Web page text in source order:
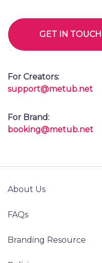
GET IN TOUCH
For Creators:
support@metub.net
For Brand:
booking@metub.net
About Us
FAQs
Branding Resource